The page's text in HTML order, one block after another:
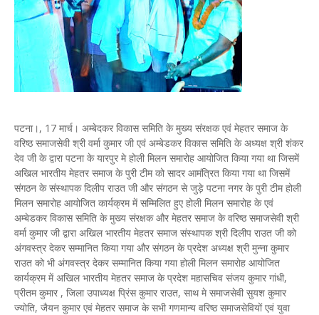
पटना।, 17 मार्च। अम्बेदकर विकास समिति के मुख्य संरक्षक एवं मेहतर समाज के
वरिष्ठ समाजसेवी श्री वर्मा कुमार जी एवं अम्बेडकर विकास समिति के अध्यक्ष श्री शंकर
देव जी के द्वारा पटना के यारपुर मे होली मिलन समारोह आयोजित किया गया था जिसमें
अखिल भारतीय मेहतर समाज के पुरी टीम को सादर आमंत्रित किया गया था जिसमें
संगठन के संस्थापक दिलीप राउत जी और संगठन से जुड़े पटना नगर के पुरी टीम होली
मिलन समारोह आयोजित कार्यक्रम में सम्मिलित हुए होली मिलन समारोह के एवं
अम्बेडकर विकास समिति के मुख्य संरक्षक और मेहतर समाज के वरिष्ठ समाजसेवी श्री
वर्मा कुमार जी द्वारा अखिल भारतीय मेहतर समाज संस्थापक श्री दिलीप राउत जी को
अंगवस्त्र देकर सम्मानित किया गया और संगठन के प्रदेश अध्यक्ष श्री मुन्ना कुमार
राउत को भी अंगवस्त्र देकर सम्मानित किया गया होली मिलन समारोह आयोजित
कार्यक्रम में अखिल भारतीय मेहतर समाज के प्रदेश महासचिव संजय कुमार गांधी,
प्रीतम कुमार , जिला उपाध्यक्ष प्रिंस कुमार राउत, साथ मे समाजसेवी सुयश कुमार
ज्योति, जैयन कुमार एवं मेहतर समाज के सभी गणमान्य वरिष्ठ समाजसेवियों एवं युवा